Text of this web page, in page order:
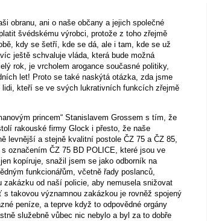
obranu, ani o naše občany a jejich společné
švédskému výrobci, protože z toho zřejmě
kdy se šetří, kde se dá, ale i tam, kde se už
ještě schvaluje vláda, která bude možná
rok, je vrcholem arogance současné politiky,
let! Proto se také naskýtá otázka, zda jsme
kteří se ve svých lukrativních funkcích zřejmě
princem“ Stanislavem Grossem s tím, že
rakouské firmy Glock i přesto, že naše
levnější a stejně kvalitní postole ČZ 75 a ČZ 85,
označením ČZ 75 BD POLICE, které jsou ve
kopíruje, snažil jsem se jako odborník na
funkcionářům, včetně řady poslanců,
od naší policie, aby nemusela snižovat
takovou významnou zakázkou je rovněž spojený
peníze, a teprve když to odpovědné orgány
služebně vůbec nic nebylo a byl za to dobře